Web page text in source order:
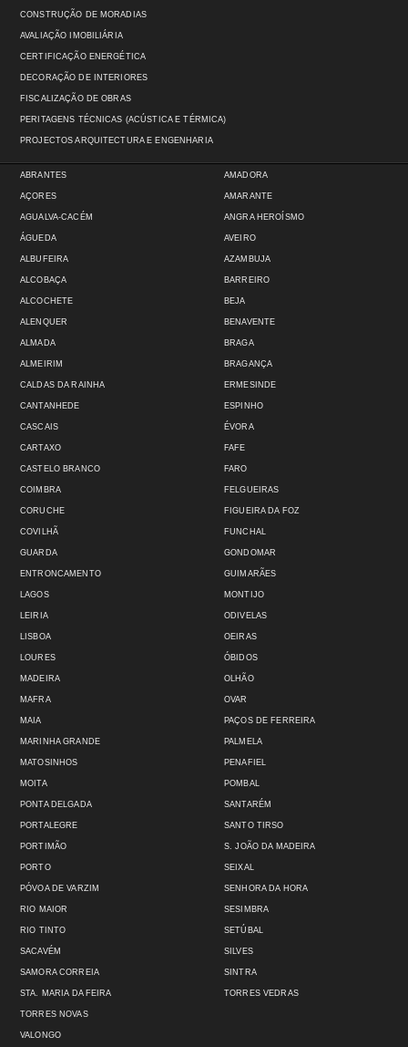
CONSTRUÇÃO DE MORADIAS
AVALIAÇÃO IMOBILIÁRIA
CERTIFICAÇÃO ENERGÉTICA
DECORAÇÃO DE INTERIORES
FISCALIZAÇÃO DE OBRAS
PERITAGENS TÉCNICAS (ACÚSTICA E TÉRMICA)
PROJECTOS ARQUITECTURA E ENGENHARIA
ABRANTES
AÇORES
AGUALVA-CACÉM
ÁGUEDA
ALBUFEIRA
ALCOBAÇA
ALCOCHETE
ALENQUER
ALMADA
ALMEIRIM
AMADORA
AMARANTE
ANGRA HEROÍSMO
AVEIRO
AZAMBUJA
BARREIRO
BEJA
BENAVENTE
BRAGA
BRAGANÇA
CALDAS DA RAINHA
CANTANHEDE
CASCAIS
CARTAXO
CASTELO BRANCO
COIMBRA
CORUCHE
COVILHÃ
GUARDA
ENTRONCAMENTO
ERMESINDE
ESPINHO
ÉVORA
FAFE
FARO
FELGUEIRAS
FIGUEIRA DA FOZ
FUNCHAL
GONDOMAR
GUIMARÃES
LAGOS
LEIRIA
LISBOA
LOURES
MADEIRA
MAFRA
MAIA
MARINHA GRANDE
MATOSINHOS
MOITA
MONTIJO
ODIVELAS
OEIRAS
ÓBIDOS
OLHÃO
OVAR
PAÇOS DE FERREIRA
PALMELA
PENAFIEL
POMBAL
PONTA DELGADA
PORTALEGRE
PORTIMÃO
PORTO
PÓVOA DE VARZIM
RIO MAIOR
RIO TINTO
SACAVÉM
SAMORA CORREIA
STA. MARIA DA FEIRA
SANTARÉM
SANTO TIRSO
S. JOÃO DA MADEIRA
SEIXAL
SENHORA DA HORA
SESIMBRA
SETÚBAL
SILVES
SINTRA
TORRES VEDRAS
TORRES NOVAS
VALONGO